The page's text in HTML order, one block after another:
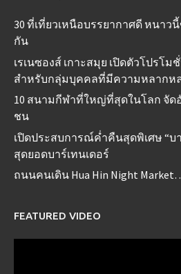
30 ที่เที่ยวเหนือบรรยากาศดี หนา
กัน
เรเนซองส์ เกาะสมุย เปิดตัวโปรโ
สำหรับกลุ่มบุคคลที่มีความหลากหล
10 สนามกีฬาที่ใหญ่ที่สุดในโลก จัด
ชน
เปิดประสบการณ์ค่ำคืนสุดพิเศษ “บ
สุดยอดบาร์เทนเดอร์
ถนนคนเดิน Hua Hin Night
FEATURED VIDEO